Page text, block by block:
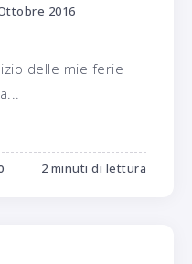
2016
delle mie ferie
2 minuti di lettura